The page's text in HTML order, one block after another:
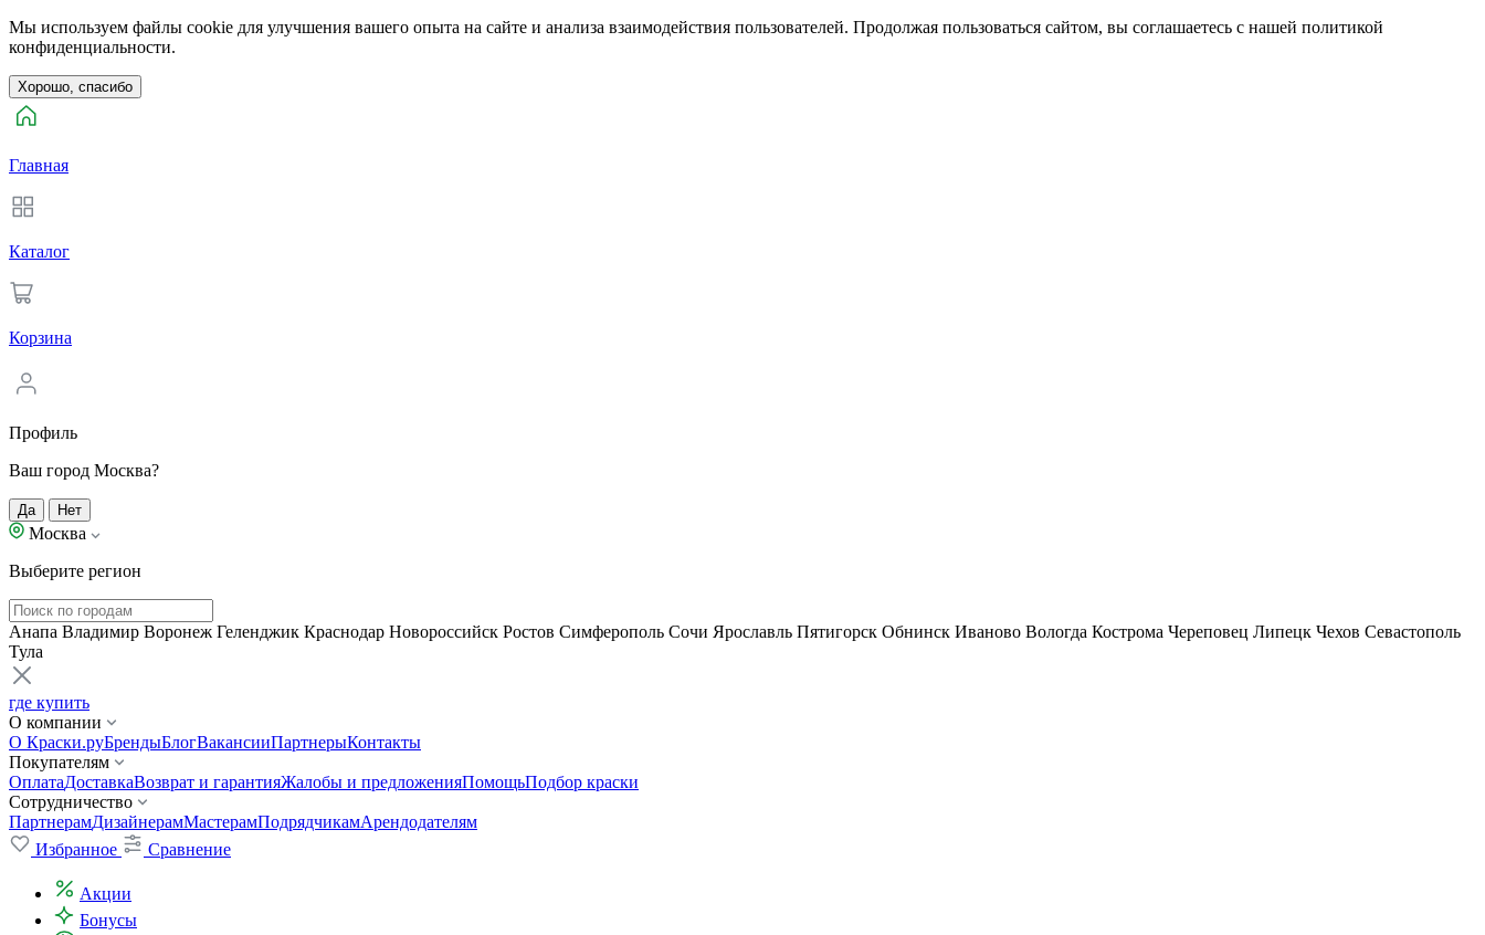
Мы используем файлы cookie для улучшения вашего опыта на сайте и анализа взаимодействия пользователей. Продолжая пользоваться сайтом, вы соглашаетесь с нашей политикой
конфиденциальности.
Хорошо, спасибо
Главная
Каталог
Корзина
Профиль
Ваш город Москва?
Да Нет
Москва
Выберите регион
Анапа Владимир Воронеж Геленджик Краснодар Новороссийск Ростов Симферополь Сочи Ярославль Пятигорск Обнинск Иваново Вологда Кострома Череповец Липецк Чехов Севастополь
Тула
где купить
О компании
О Краски.руБрендыБлогВакансииПартнерыКонтакты
Покупателям
ОплатаДоставкаВозврат и гарантияЖалобы и предложенияПомощьПодбор краски
Сотрудничество
ПартнерамДизайнерамМастерамПодрядчикамАрендодателям
Избранное
Сравнение
Акции
Бонусы